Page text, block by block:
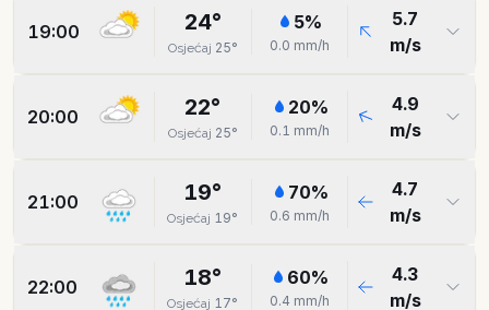
19:00 24°
Osjećaj 25°
5%
0.0 mm/h
5.7
m/s
20:00 22°
Osjećaj 25°
20%
0.1 mm/h
4.9
m/s
21:00 19°
Osjećaj 19°
70%
0.6 mm/h
4.7
m/s
22:00 18°
Osjećaj 17°
60%
0.4 mm/h
4.3
m/s